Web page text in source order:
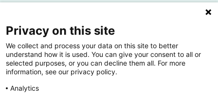
Lectoren en onderzoekers
Bedrijven
Hogescholen
Privacy on this site
We collect and process your data on this site to better
understand how it is used. You can give your consent to all or
selected purposes, or you can decline them all. For more
information, see our privacy policy.
Analytics